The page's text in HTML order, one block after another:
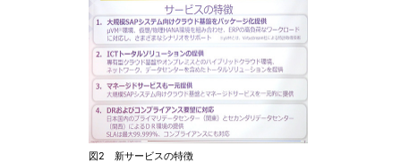
図2 新サービスの特徴